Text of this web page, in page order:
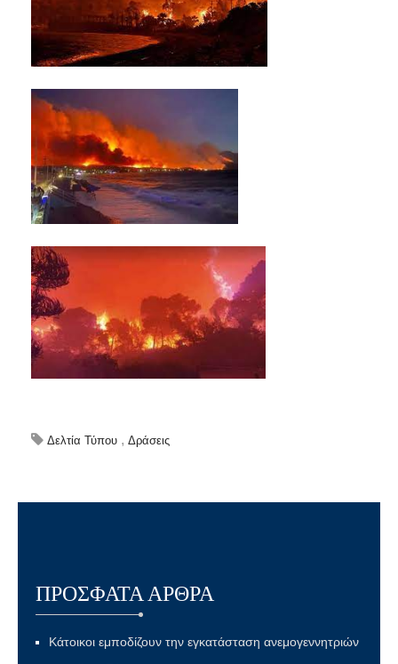
Δελτία Τύπου , Δράσεις
ΠΡΌΣΦΑΤΑ ΆΡΘΡΑ
Κάτοικοι εμποδίζουν την εγκατάσταση ανεμογεννητριών